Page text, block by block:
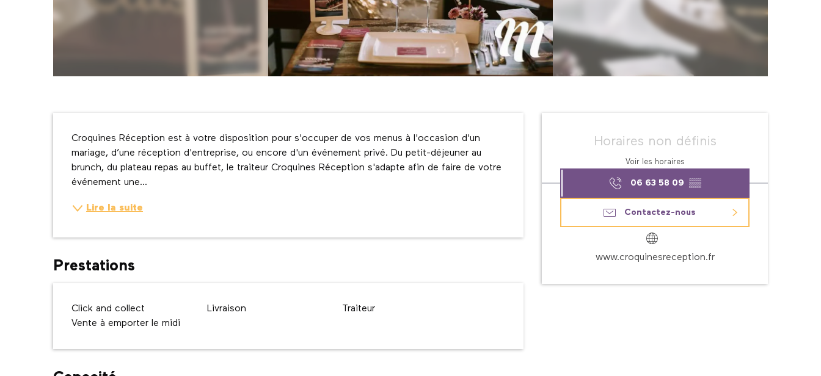
Ouverture et
Horaires non définis
Voir les horaires
06 63 58 09 ▒▒
Contactez-nous
www.croquinesreception.fr
Description
Croquines Réception est à votre disposition pour s'occuper de vos menus à l'occasion d'un
mariage, d’une réception d'entreprise, ou encore d'un événement privé. Du petit-déjeuner au
brunch, du plateau repas au buffet, le traiteur Croquines Réception s'adapte afin de faire de votre
événement une...
Lire la suite
Prestations
Click and collect Livraison
Traiteur
Vente à emporter le midi